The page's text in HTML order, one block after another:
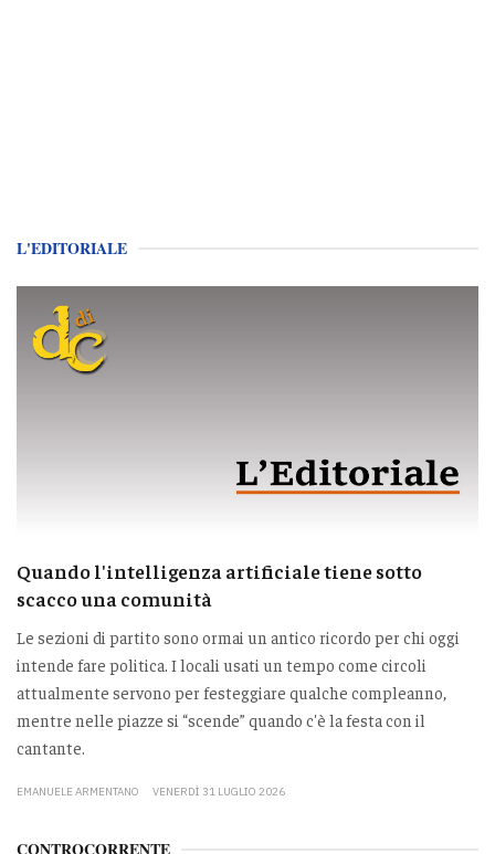
L'EDITORIALE
Quando l'intelligenza artificiale tiene sotto
scacco una comunità
Le sezioni di partito sono ormai un antico ricordo per chi oggi
intende fare politica. I locali usati un tempo come circoli
attualmente servono per festeggiare qualche compleanno,
mentre nelle piazze si “scende” quando c'è la festa con il
cantante.
EMANUELE ARMENTANO VENERDÌ 31 LUGLIO 2026
CONTROCORRENTE